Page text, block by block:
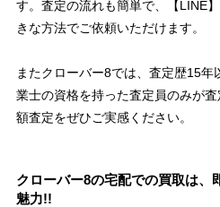
す。査定の流れも簡単で、【LINE
きな方法でご依頼いただけます。
またクローバー8では、査定歴15
業士の資格を持った査定員のみが
額査定をぜひご実感ください。
クローバー8の宅配での買取は、
魅力!!